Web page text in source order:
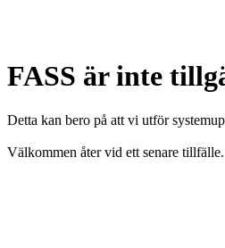
FASS är inte
Detta kan bero på att vi utför
Välkommen åter vid ett senare tillfälle.